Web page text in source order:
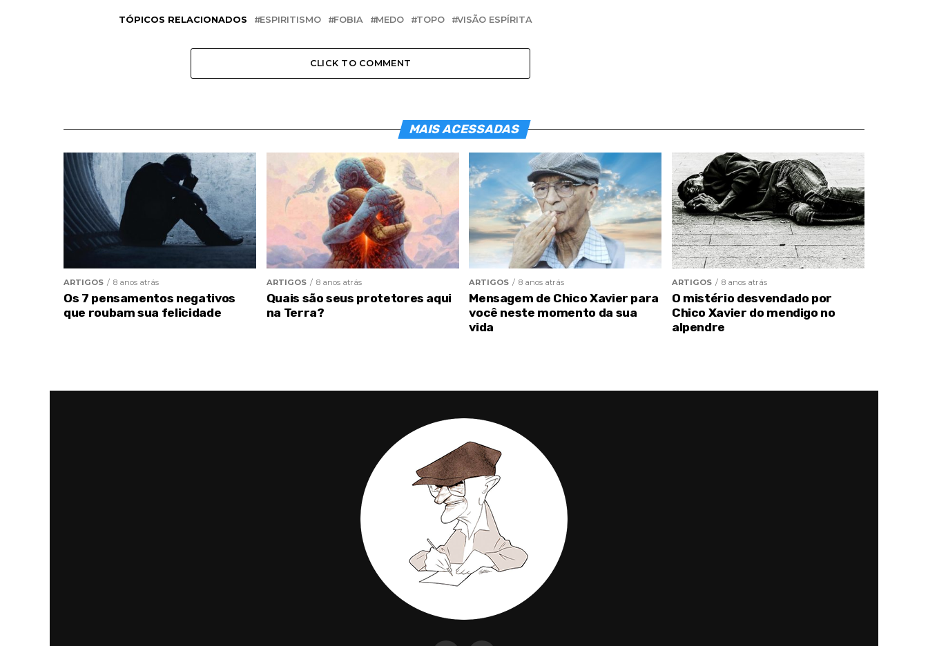
TÓPICOS RELACIONADOS ESPIRITISMO FOBIA MEDO TOPO VISÃO ESPÍRITA
CLICK TO COMMENT
MAIS ACESSADAS
ARTIGOS 8 anos atrás
Os 7 pensamentos negativos
que roubam sua felicidade
ARTIGOS 8 anos atrás
Quais são seus protetores aqui
na Terra?
ARTIGOS 8 anos atrás
Mensagem de Chico Xavier para
você neste momento da sua
vida
ARTIGOS 8 anos atrás
O mistério desvendado por
Chico Xavier do mendigo no
alpendre